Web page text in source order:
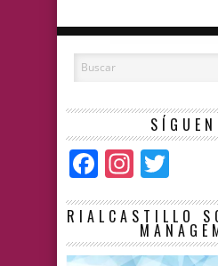
Facebook
RIALCASTILLO